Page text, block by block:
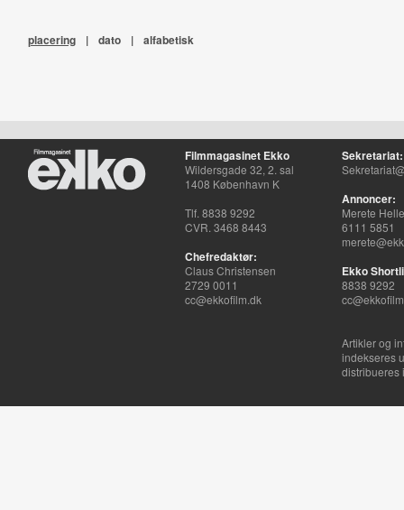
placering | dato | alfabetisk
Filmmagasinet Ekko
Wildersgade 32, 2. sal
1408 København K
Tlf. 8838 9292
CVR. 3468 8443
Chefredaktør:
Claus Christensen
2729 0011
cc@ekkofilm.dk
Sekretariat:
Annoncer:
Merete
6111 5851
Ekko
8838 9292
Artikler og
indekseres
distribueres